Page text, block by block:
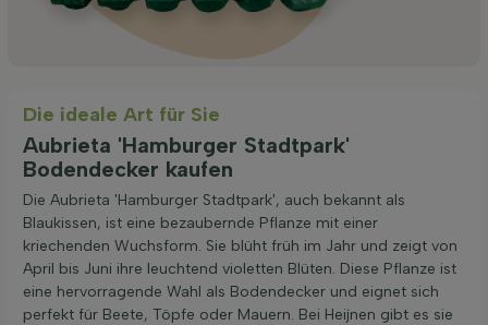
Die ideale Art für Sie
Aubrieta 'Hamburger Stadtpark'
Bodendecker kaufen
Die Aubrieta 'Hamburger Stadtpark', auch bekannt als
Blaukissen, ist eine bezaubernde Pflanze mit einer
kriechenden Wuchsform. Sie blüht früh im Jahr und zeigt von
April bis Juni ihre leuchtend violetten Blüten. Diese Pflanze ist
eine hervorragende Wahl als Bodendecker und eignet sich
perfekt für Beete, Töpfe oder Mauern. Bei Heijnen gibt es sie